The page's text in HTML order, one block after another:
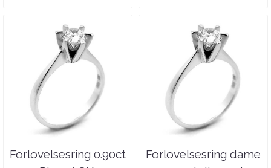
Forlovelsesring 0.90ct
Forlovelsesring dame